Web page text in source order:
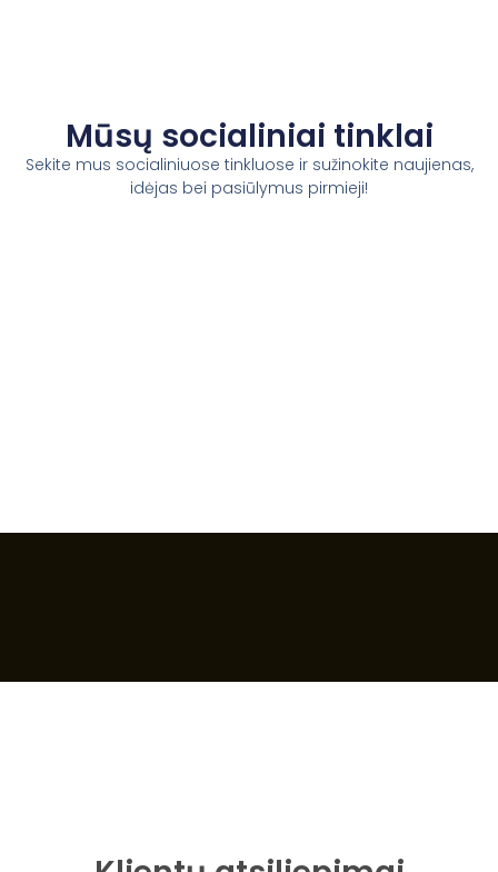
Mūsų socialiniai tinklai
Sekite mus socialiniuose tinkluose ir sužinokite naujienas,
idėjas bei pasiūlymus pirmieji!